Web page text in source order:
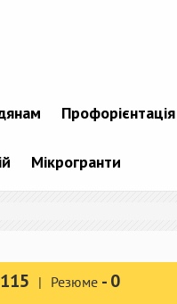
Профорієнтація
Мікрогранти
115 Резюме -0